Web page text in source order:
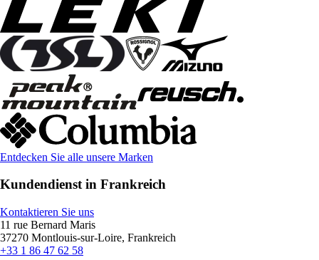
Entdecken Sie alle unsere Marken
Kundendienst in Frankreich
Kontaktieren Sie uns
11 rue Bernard Maris
37270 Montlouis-sur-Loire, Frankreich
+33 1 86 47 62 58